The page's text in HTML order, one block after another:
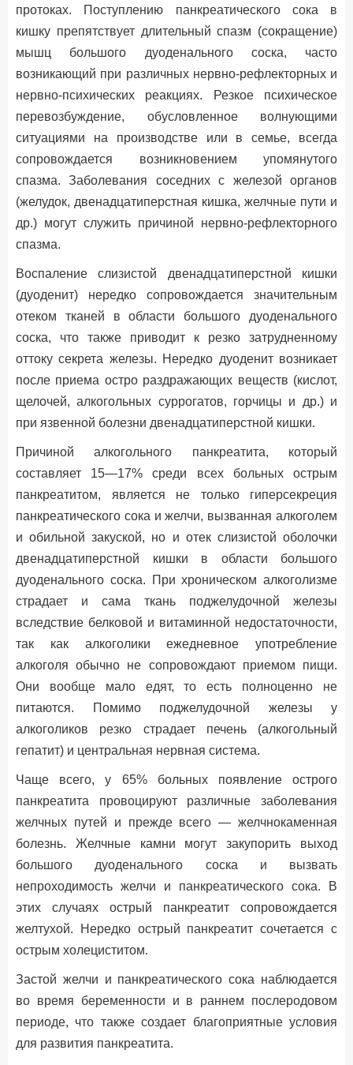
протоках. Поступлению панкреатического сока в
кишку препятствует длительный спазм (сокращение)
мышц большого дуоденального соска, часто
возникающий при различных нервно-рефлекторных и
нервно-психических реакциях. Резкое психическое
перевозбуждение, обусловленное волнующими
ситуациями на производстве или в семье, всегда
сопровождается возникновением упомянутого
спазма. Заболевания соседних с железой органов
(желудок, двенадцатиперстная кишка, желчные пути и
др.) могут служить причиной нервно-рефлекторного
спазма.
Воспаление слизистой двенадцатиперстной кишки
(дуоденит) нередко сопровождается значительным
отеком тканей в области большого дуоденального
соска, что также приводит к резко затрудненному
оттоку секрета железы. Нередко дуоденит возникает
после приема остро раздражающих веществ (кислот,
щелочей, алкогольных суррогатов, горчицы и др.) и
при язвенной болезни двенадцатиперстной кишки.
Причиной алкогольного панкреатита, который
составляет 15—17% среди всех больных острым
панкреатитом, является не только гиперсекреция
панкреатического сока и желчи, вызванная алкоголем
и обильной закуской, но и отек слизистой оболочки
двенадцатиперстной кишки в области большого
дуоденального соска. При хроническом алкоголизме
страдает и сама ткань поджелудочной железы
вследствие белковой и витаминной недостаточности,
так как алкоголики ежедневное употребление
алкоголя обычно не сопровождают приемом пищи.
Они вообще мало едят, то есть полноценно не
питаются. Помимо поджелудочной железы у
алкоголиков резко страдает печень (алкогольный
гепатит) и центральная нервная система.
Чаще всего, у 65% больных появление острого
панкреатита провоцируют различные заболевания
желчных путей и прежде всего — желчнокаменная
болезнь. Желчные камни могут закупорить выход
большого дуоденального соска и вызвать
непроходимость желчи и панкреатического сока. В
этих случаях острый панкреатит сопровождается
желтухой. Нередко острый панкреатит сочетается с
острым холециститом.
Застой желчи и панкреатического сока наблюдается
во время беременности и в раннем послеродовом
периоде, что также создает благоприятные условия
для развития панкреатита.